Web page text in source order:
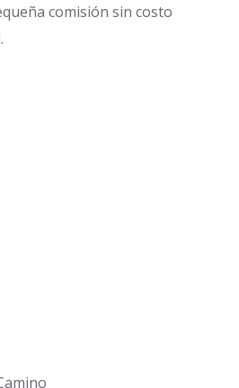
comisión sin costo